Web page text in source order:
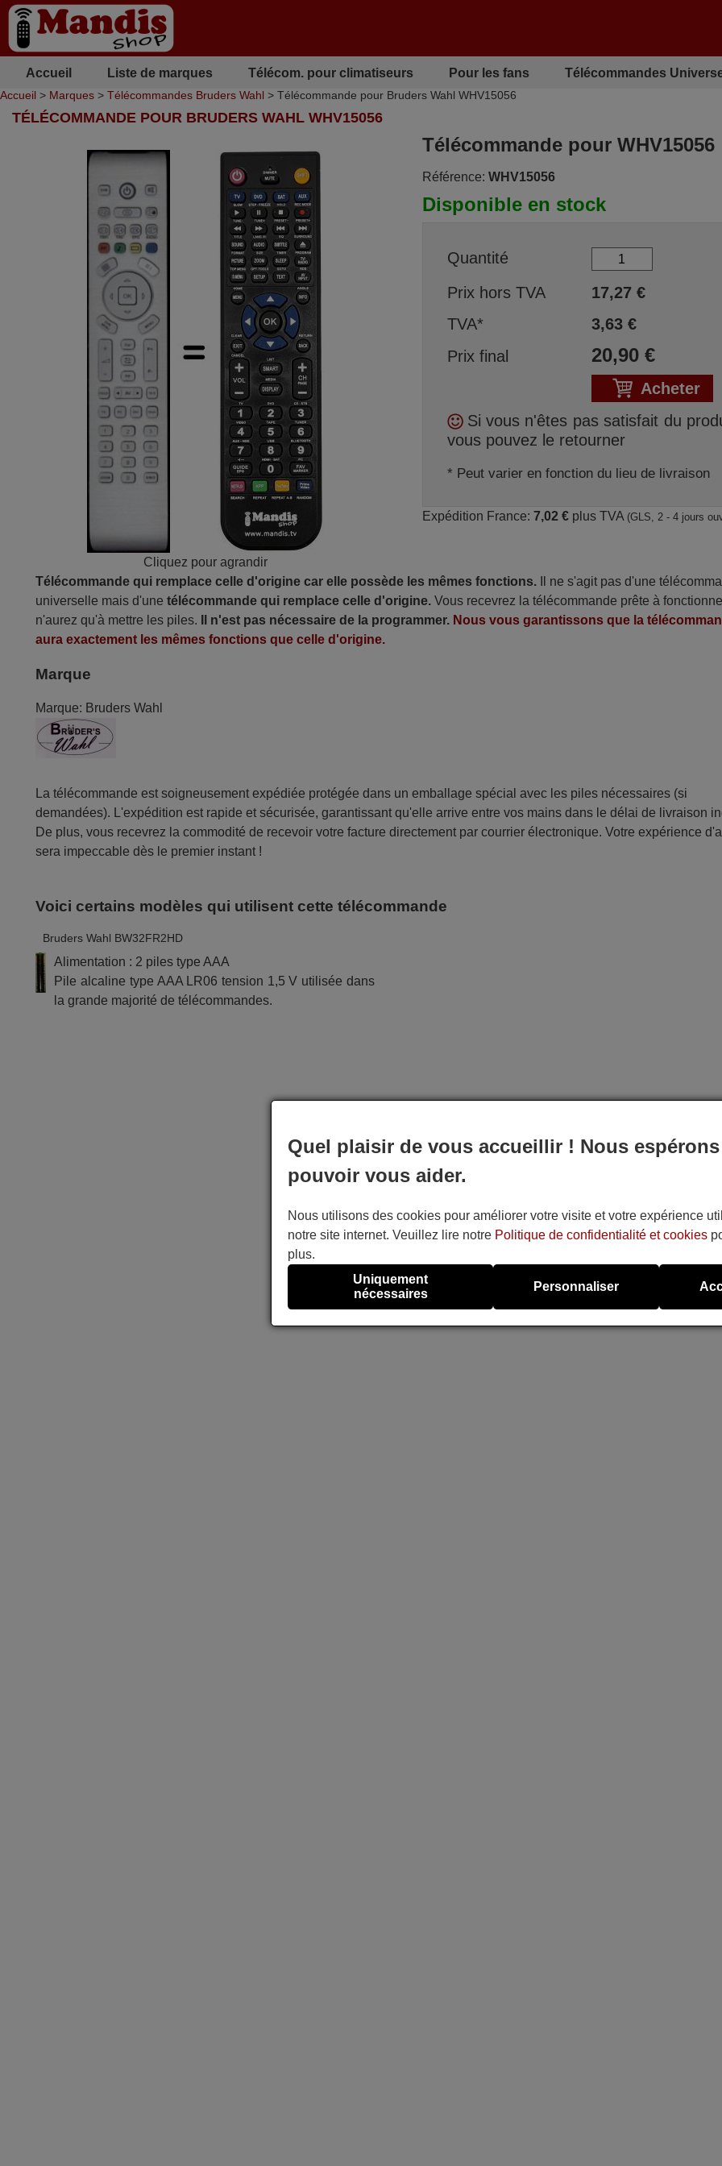
Accueil Liste de marques Télécom. pour climatiseurs Pour les fans Télécommandes
Accueil > Marques > Télécommandes Bruders Wahl > Télécommande pour Bruders Wahl WHV15056
TÉLÉCOMMANDE POUR BRUDERS WAHL WHV15056
Cliquez pour agrandir
Télécommande pour WHV15056
Référence: WHV15056
Disponible en stock
Quantité
Prix hors TVA
17,27€
TVA*
3,63€
Prix final
20,90€
Acheter
Si vous n'êtes pas satisfait du
vous pouvez le retourner
* Peut varier en fonction du lieu de livraison
Expédition France: 7,02 €plus TVA (GLS, 2 - 4 jours
Télécommande qui remplace celle d'origine car elle possède les mêmes fonctions. Il ne s'agit pas d'une
universelle mais d'unetélécommande qui remplace celle d'origine. Vous recevrez la télécommande prête à
n'aurez qu'à mettre les piles.
Il n'est pas nécessaire de la programmer. Nous vous garantissons que la
aura exactement les mêmes fonctions que celle d'origine.
Marque
Marque: Bruders Wahl
La télécommande est soigneusement expédiée protégée dans un emballage spécial avec les piles nécessaires (si
demandées). L'expédition est rapide et sécurisée, garantissant qu'elle arrive entre vos mains dans le délai de livraison
De plus, vous recevrez la commodité de recevoir votre facture directement par courrier électronique. Votre expérience
sera impeccable dès le premier instant !
Voici certains modèles qui utilisent cette télécommande
Bruders Wahl BW32FR2HD
Alimentation : 2 piles type AAA
Pile alcaline type AAA LR06 tension 1,5 V utilisée dans
la grande majorité de télécommandes.
Quel plaisir de vous accueillir ! Nous espérons
pouvoir vous aider.
Nous utilisons des cookies pour améliorer votre visite et votre expérience
notre site internet. Veuillez lire notre Politique de confidentialité et cookies
plus.
Uniquement
nécessaires
Personnaliser